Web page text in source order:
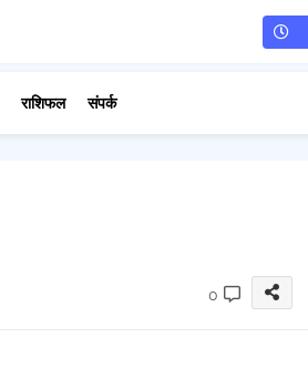
राशिफल संपर्क
0